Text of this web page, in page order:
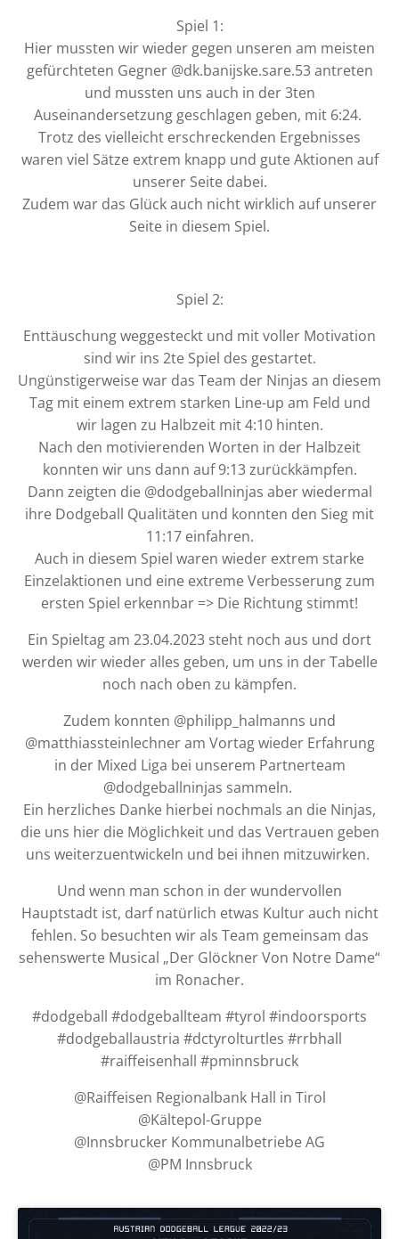
Spiel 1:
Hier mussten wir wieder gegen unseren am meisten
gefürchteten Gegner @dk.banijske.sare.53 antreten
und mussten uns auch in der 3ten
Auseinandersetzung geschlagen geben, mit 6:24.
Trotz des vielleicht erschreckenden Ergebnisses
waren viel Sätze extrem knapp und gute Aktionen auf
unserer Seite dabei.
Zudem war das Glück auch nicht wirklich auf unserer
Seite in diesem Spiel.
Spiel 2:
Enttäuschung weggesteckt und mit voller Motivation
sind wir ins 2te Spiel des gestartet.
Ungünstigerweise war das Team der Ninjas an diesem
Tag mit einem extrem starken Line-up am Feld und
wir lagen zu Halbzeit mit 4:10 hinten.
Nach den motivierenden Worten in der Halbzeit
konnten wir uns dann auf 9:13 zurückkämpfen.
Dann zeigten die @dodgeballninjas aber wiedermal
ihre Dodgeball Qualitäten und konnten den Sieg mit
11:17 einfahren.
Auch in diesem Spiel waren wieder extrem starke
Einzelaktionen und eine extreme Verbesserung zum
ersten Spiel erkennbar => Die Richtung stimmt!
Ein Spieltag am 23.04.2023 steht noch aus und dort
werden wir wieder alles geben, um uns in der Tabelle
noch nach oben zu kämpfen.
Zudem konnten @philipp_halmanns und
@matthiassteinlechner am Vortag wieder Erfahrung
in der Mixed Liga bei unserem Partnerteam
@dodgeballninjas sammeln.
Ein herzliches Danke hierbei nochmals an die Ninjas,
die uns hier die Möglichkeit und das Vertrauen geben
uns weiterzuentwickeln und bei ihnen mitzuwirken.
Und wenn man schon in der wundervollen
Hauptstadt ist, darf natürlich etwas Kultur auch nicht
fehlen. So besuchten wir als Team gemeinsam das
sehenswerte Musical „Der Glöckner Von Notre Dame“
im Ronacher.
#dodgeball #dodgeballteam #tyrol #indoorsports
#dodgeballaustria #dctyrolturtles #rrbhall
#raiffeisenhall #pminnsbruck
@Raiffeisen Regionalbank Hall in Tirol
@Kältepol-Gruppe
@Innsbrucker Kommunalbetriebe AG
@PM Innsbruck